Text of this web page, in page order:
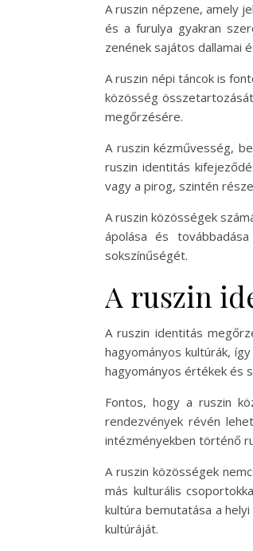
A ruszin népzene, amely
és a furulya gyakran
zenének sajátos dallamai
A ruszin népi táncok is
közösség
megőrzésére.
A ruszin kézművesség,
ruszin identitás
vagy a pirog, szintén
A ruszin közösségek
ápolása és
sokszínűségét.
A ruszin
A ruszin identitás
hagyományos kultúrák,
hagyományos értékek és
Fontos, hogy a ruszin
rendezvények révén
intézményekben történő
A ruszin közösségek
más kulturális
kultúra bemutatása a
kultúráját.